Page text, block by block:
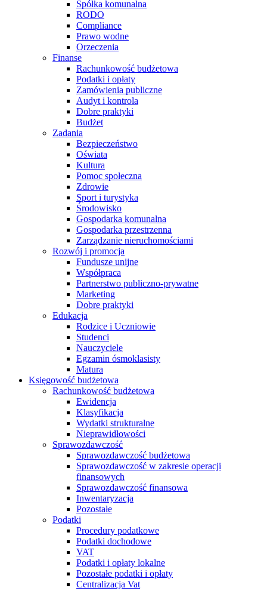
Spółka komunalna
RODO
Compliance
Prawo wodne
Orzeczenia
Finanse
Rachunkowość budżetowa
Podatki i opłaty
Zamówienia publiczne
Audyt i kontrola
Dobre praktyki
Budżet
Zadania
Bezpieczeństwo
Oświata
Kultura
Pomoc społeczna
Zdrowie
Sport i turystyka
Środowisko
Gospodarka komunalna
Gospodarka przestrzenna
Zarządzanie nieruchomościami
Rozwój i promocja
Fundusze unijne
Współpraca
Partnerstwo publiczno-prywatne
Marketing
Dobre praktyki
Edukacja
Rodzice i Uczniowie
Studenci
Nauczyciele
Egzamin ósmoklasisty
Matura
Księgowość budżetowa
Rachunkowość budżetowa
Ewidencja
Klasyfikacja
Wydatki strukturalne
Nieprawidłowości
Sprawozdawczość
Sprawozdawczość budżetowa
Sprawozdawczość w zakresie operacji
finansowych
Sprawozdawczość finansowa
Inwentaryzacja
Pozostałe
Podatki
Procedury podatkowe
Podatki dochodowe
VAT
Podatki i opłaty lokalne
Pozostałe podatki i opłaty
Centralizacja Vat